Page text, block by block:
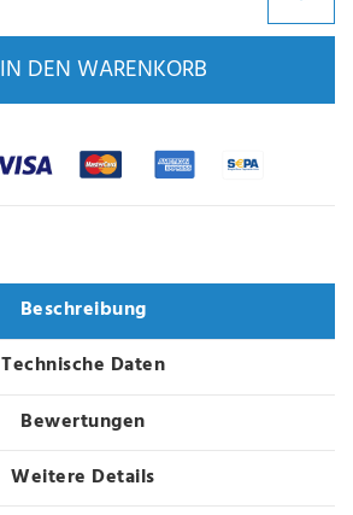
IN DEN WARENKORB
Beschreibung
Technische Daten
Bewertungen
Weitere Details